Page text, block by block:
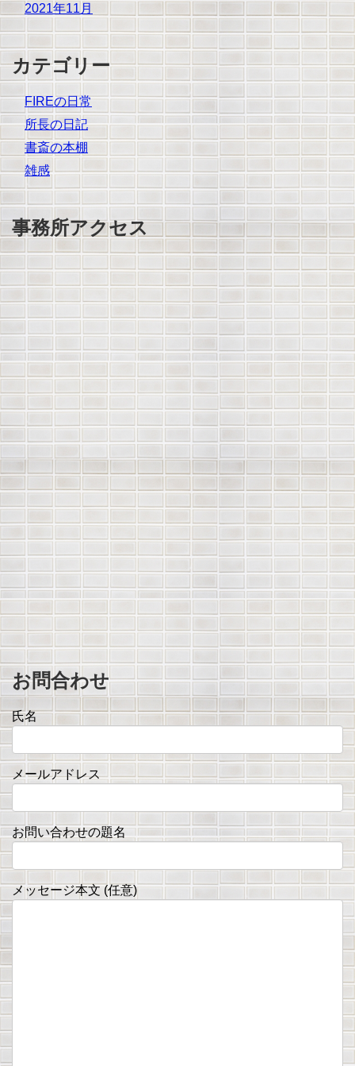
2021年11月
カテゴリー
FIREの日常
所長の日記
書斎の本棚
雑感
事務所アクセス
お問合わせ
氏名
メールアドレス
お問い合わせの題名
メッセージ本文 (任意)